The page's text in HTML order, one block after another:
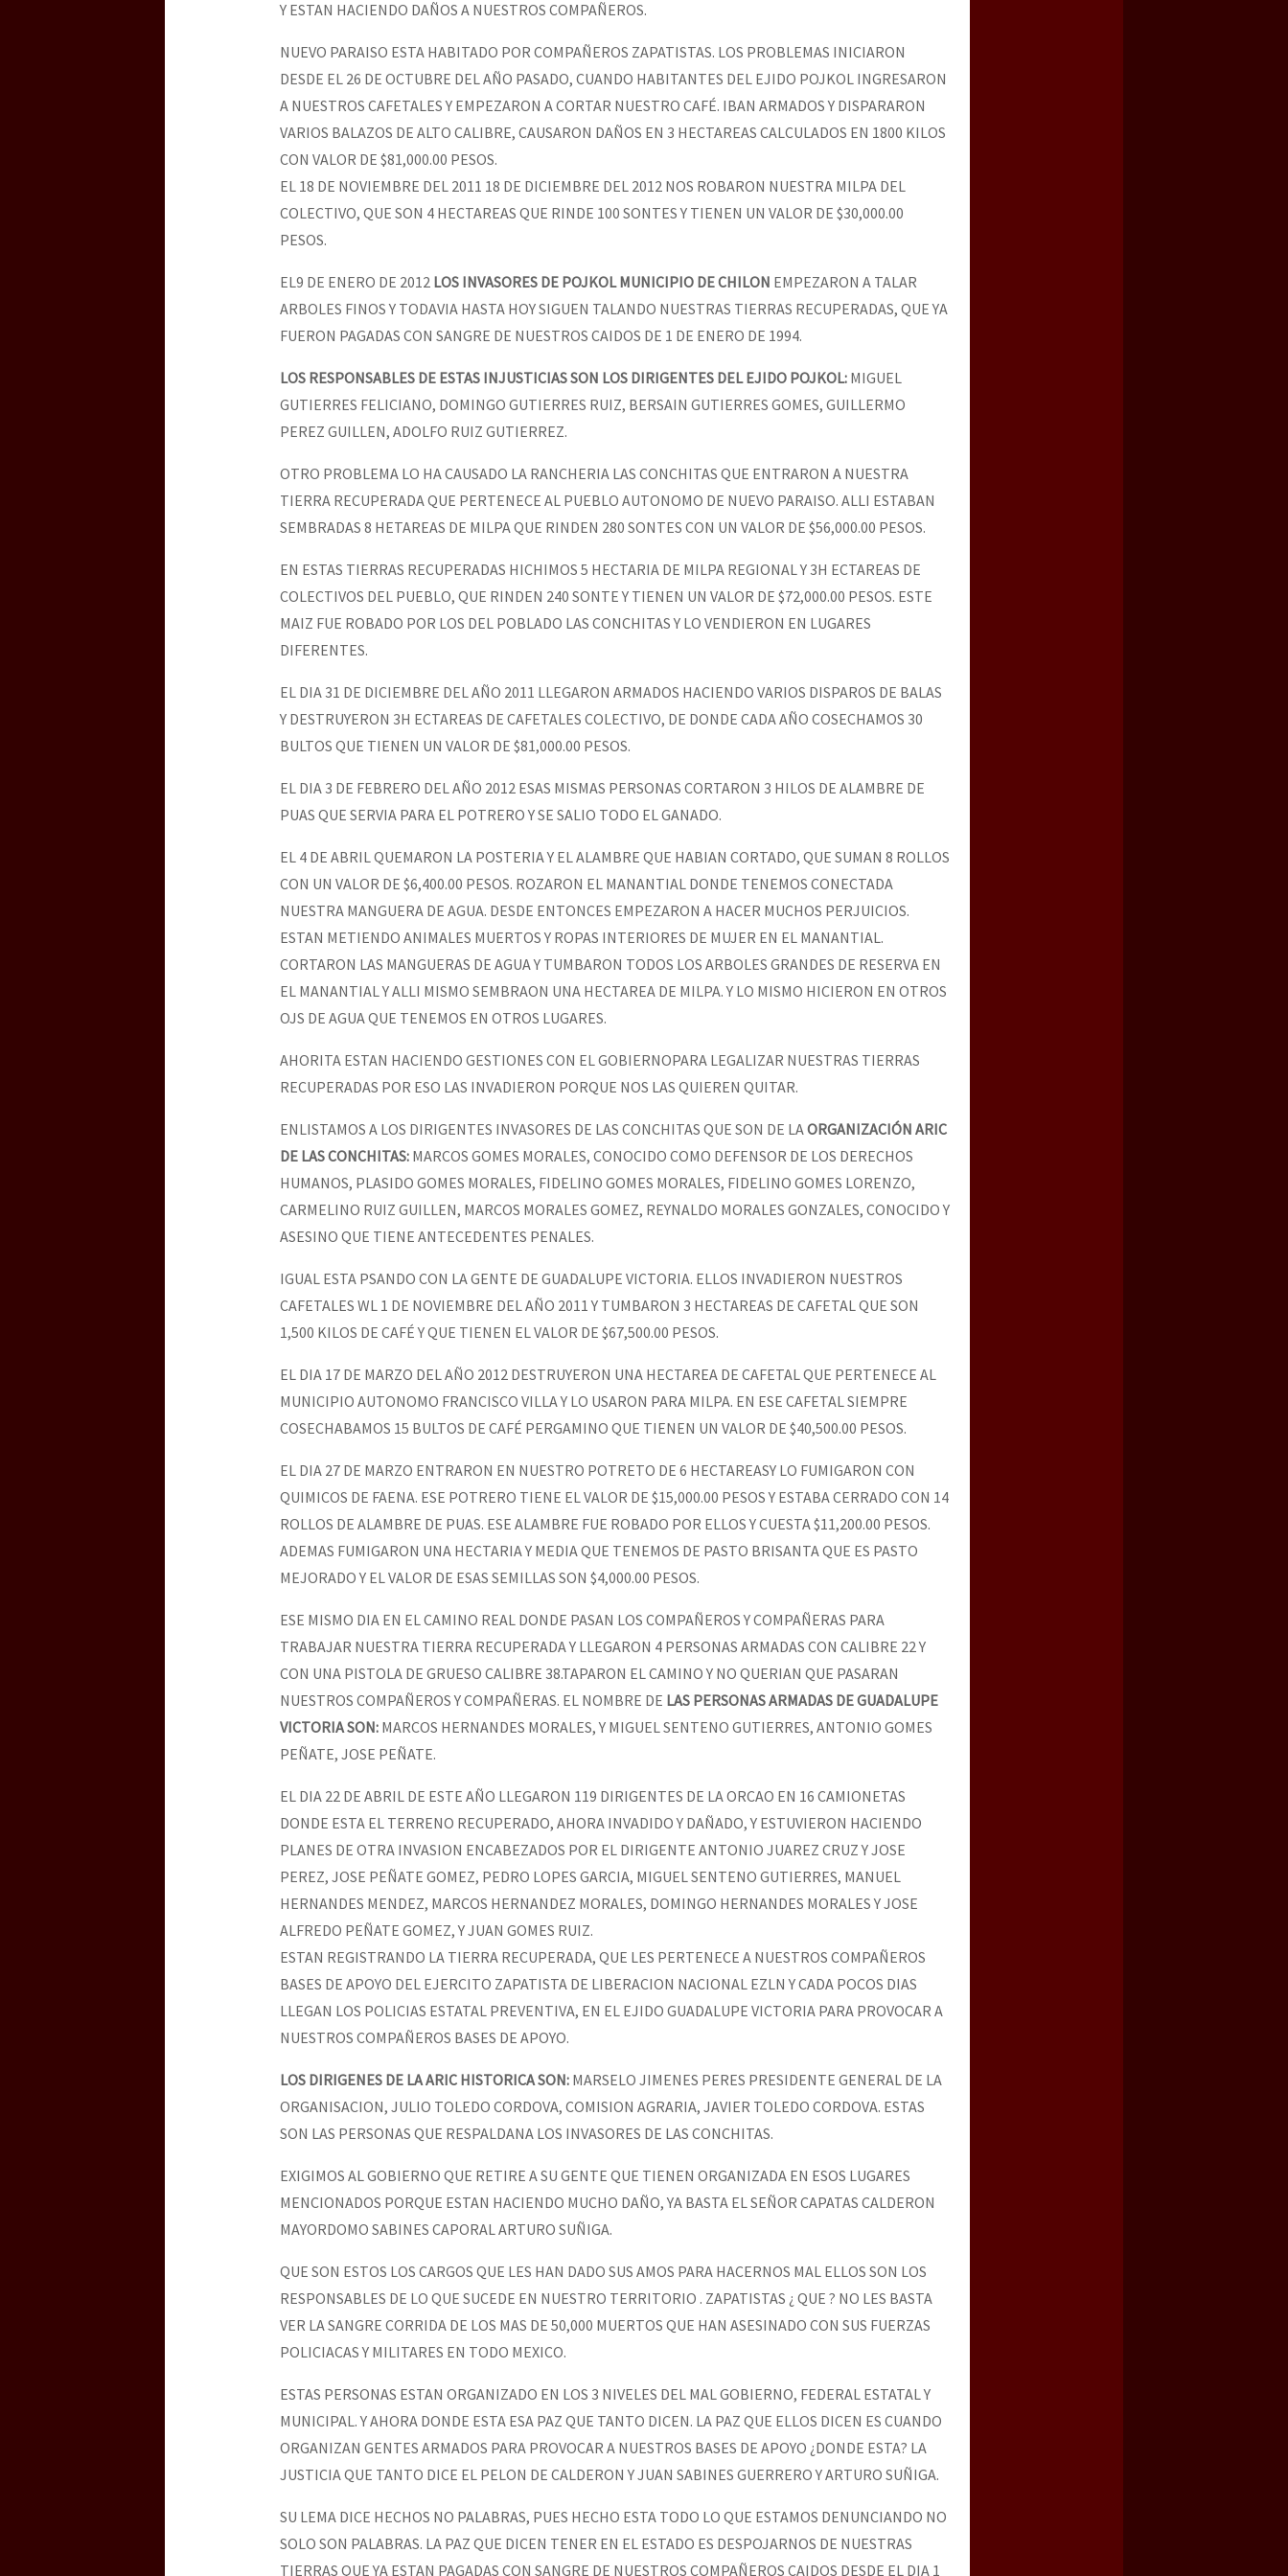
[25 abr – CDMX] Tokín por el CNI: 30 años de Resistencia y Rebeldía
Y ESTAN HACIENDO DAÑOS A NUESTROS COMPAÑEROS.
NUEVO PARAISO ESTA HABITADO POR COMPAÑEROS ZAPATISTAS. LOS PROBLEMAS INICIARON
DESDE EL 26 DE OCTUBRE DEL AÑO PASADO, CUANDO HABITANTES DEL EJIDO POJKOL INGRESARON
A NUESTROS CAFETALES Y EMPEZARON A CORTAR NUESTRO CAFÉ. IBAN ARMADOS Y DISPARARON
VARIOS BALAZOS DE ALTO CALIBRE, CAUSARON DAÑOS EN 3 HECTAREAS CALCULADOS EN 1800 KILOS
CON VALOR DE $81,000.00 PESOS.
EL 18 DE NOVIEMBRE DEL 2011 18 DE DICIEMBRE DEL 2012 NOS ROBARON NUESTRA MILPA DEL
COLECTIVO, QUE SON 4 HECTAREAS QUE RINDE 100 SONTES Y TIENEN UN VALOR DE $30,000.00
PESOS.
EL9 DE ENERO DE 2012 LOS INVASORES DE POJKOL MUNICIPIO DE CHILON EMPEZARON A TALAR
ARBOLES FINOS Y TODAVIA HASTA HOY SIGUEN TALANDO NUESTRAS TIERRAS RECUPERADAS, QUE YA
FUERON PAGADAS CON SANGRE DE NUESTROS CAIDOS DE 1 DE ENERO DE 1994.
LOS RESPONSABLES DE ESTAS INJUSTICIAS SON LOS DIRIGENTES DEL EJIDO POJKOL: MIGUEL
GUTIERRES FELICIANO, DOMINGO GUTIERRES RUIZ, BERSAIN GUTIERRES GOMES, GUILLERMO
PEREZ GUILLEN, ADOLFO RUIZ GUTIERREZ.
OTRO PROBLEMA LO HA CAUSADO LA RANCHERIA LAS CONCHITAS QUE ENTRARON A NUESTRA
TIERRA RECUPERADA QUE PERTENECE AL PUEBLO AUTONOMO DE NUEVO PARAISO. ALLI ESTABAN
SEMBRADAS 8 HETAREAS DE MILPA QUE RINDEN 280 SONTES CON UN VALOR DE $56,000.00 PESOS.
EN ESTAS TIERRAS RECUPERADAS HICHIMOS 5 HECTARIA DE MILPA REGIONAL Y 3H ECTAREAS DE
COLECTIVOS DEL PUEBLO, QUE RINDEN 240 SONTE Y TIENEN UN VALOR DE $72,000.00 PESOS. ESTE
MAIZ FUE ROBADO POR LOS DEL POBLADO LAS CONCHITAS Y LO VENDIERON EN LUGARES
DIFERENTES.
EL DIA 31 DE DICIEMBRE DEL AÑO 2011 LLEGARON ARMADOS HACIENDO VARIOS DISPAROS DE BALAS
Y DESTRUYERON 3H ECTAREAS DE CAFETALES COLECTIVO, DE DONDE CADA AÑO COSECHAMOS 30
BULTOS QUE TIENEN UN VALOR DE $81,000.00 PESOS.
EL DIA 3 DE FEBRERO DEL AÑO 2012 ESAS MISMAS PERSONAS CORTARON 3 HILOS DE ALAMBRE DE
PUAS QUE SERVIA PARA EL POTRERO Y SE SALIO TODO EL GANADO.
EL 4 DE ABRIL QUEMARON LA POSTERIA Y EL ALAMBRE QUE HABIAN CORTADO, QUE SUMAN 8 ROLLOS
CON UN VALOR DE $6,400.00 PESOS. ROZARON EL MANANTIAL DONDE TENEMOS CONECTADA
NUESTRA MANGUERA DE AGUA. DESDE ENTONCES EMPEZARON A HACER MUCHOS PERJUICIOS.
ESTAN METIENDO ANIMALES MUERTOS Y ROPAS INTERIORES DE MUJER EN EL MANANTIAL.
CORTARON LAS MANGUERAS DE AGUA Y TUMBARON TODOS LOS ARBOLES GRANDES DE RESERVA EN
EL MANANTIAL Y ALLI MISMO SEMBRAON UNA HECTAREA DE MILPA. Y LO MISMO HICIERON EN OTROS
OJS DE AGUA QUE TENEMOS EN OTROS LUGARES.
AHORITA ESTAN HACIENDO GESTIONES CON EL GOBIERNOPARA LEGALIZAR NUESTRAS TIERRAS
RECUPERADAS POR ESO LAS INVADIERON PORQUE NOS LAS QUIEREN QUITAR.
ENLISTAMOS A LOS DIRIGENTES INVASORES DE LAS CONCHITAS QUE SON DE LAORGANIZACIÓN ARIC
DE LAS CONCHITAS: MARCOS GOMES MORALES, CONOCIDO COMO DEFENSOR DE LOS DERECHOS
HUMANOS, PLASIDO GOMES MORALES, FIDELINO GOMES MORALES, FIDELINO GOMES LORENZO,
CARMELINO RUIZ GUILLEN, MARCOS MORALES GOMEZ, REYNALDO MORALES GONZALES, CONOCIDO Y
ASESINO QUE TIENE ANTECEDENTES PENALES.
IGUAL ESTA PSANDO CON LA GENTE DE GUADALUPE VICTORIA. ELLOS INVADIERON NUESTROS
CAFETALES WL 1 DE NOVIEMBRE DEL AÑO 2011 Y TUMBARON 3 HECTAREAS DE CAFETAL QUE SON
1,500 KILOS DE CAFÉ Y QUE TIENEN EL VALOR DE $67,500.00 PESOS.
EL DIA 17 DE MARZO DEL AÑO 2012 DESTRUYERON UNA HECTAREA DE CAFETAL QUE PERTENECE AL
MUNICIPIO AUTONOMO FRANCISCO VILLA Y LO USARON PARA MILPA. EN ESE CAFETAL SIEMPRE
COSECHABAMOS 15 BULTOS DE CAFÉ PERGAMINO QUE TIENEN UN VALOR DE $40,500.00 PESOS.
EL DIA 27 DE MARZO ENTRARON EN NUESTRO POTRETO DE 6 HECTAREASY LO FUMIGARON CON
QUIMICOS DE FAENA. ESE POTRERO TIENE EL VALOR DE $15,000.00 PESOS Y ESTABA CERRADO CON 14
ROLLOS DE ALAMBRE DE PUAS. ESE ALAMBRE FUE ROBADO POR ELLOS Y CUESTA $11,200.00 PESOS.
ADEMAS FUMIGARON UNA HECTARIA Y MEDIA QUE TENEMOS DE PASTO BRISANTA QUE ES PASTO
MEJORADO Y EL VALOR DE ESAS SEMILLAS SON $4,000.00 PESOS.
ESE MISMO DIA EN EL CAMINO REAL DONDE PASAN LOS COMPAÑEROS Y COMPAÑERAS PARA
TRABAJAR NUESTRA TIERRA RECUPERADA Y LLEGARON 4 PERSONAS ARMADAS CON CALIBRE 22 Y
CON UNA PISTOLA DE GRUESO CALIBRE 38.TAPARON EL CAMINO Y NO QUERIAN QUE PASARAN
NUESTROS COMPAÑEROS Y COMPAÑERAS. EL NOMBRE DE LAS PERSONAS ARMADAS DE GUADALUPE
VICTORIA SON: MARCOS HERNANDES MORALES, Y MIGUEL SENTENO GUTIERRES, ANTONIO GOMES
PEÑATE, JOSE PEÑATE.
EL DIA 22 DE ABRIL DE ESTE AÑO LLEGARON 119 DIRIGENTES DE LA ORCAO EN 16 CAMIONETAS
DONDE ESTA EL TERRENO RECUPERADO, AHORA INVADIDO Y DAÑADO, Y ESTUVIERON HACIENDO
PLANES DE OTRA INVASION ENCABEZADOS POR EL DIRIGENTE ANTONIO JUAREZ CRUZ Y JOSE
PEREZ, JOSE PEÑATE GOMEZ, PEDRO LOPES GARCIA, MIGUEL SENTENO GUTIERRES, MANUEL
HERNANDES MENDEZ, MARCOS HERNANDEZ MORALES, DOMINGO HERNANDES MORALES Y JOSE
ALFREDO PEÑATE GOMEZ, Y JUAN GOMES RUIZ.
ESTAN REGISTRANDO LA TIERRA RECUPERADA, QUE LES PERTENECE A NUESTROS COMPAÑEROS
BASES DE APOYO DEL EJERCITO ZAPATISTA DE LIBERACION NACIONAL EZLN Y CADA POCOS DIAS
LLEGAN LOS POLICIAS ESTATAL PREVENTIVA, EN EL EJIDO GUADALUPE VICTORIA PARA PROVOCAR A
NUESTROS COMPAÑEROS BASES DE APOYO.
LOS DIRIGENES DE LA ARIC HISTORICA SON: MARSELO JIMENES PERES PRESIDENTE GENERAL DE LA
ORGANISACION, JULIO TOLEDO CORDOVA, COMISION AGRARIA, JAVIER TOLEDO CORDOVA. ESTAS
SON LAS PERSONAS QUE RESPALDANA LOS INVASORES DE LAS CONCHITAS.
EXIGIMOS AL GOBIERNO QUE RETIRE A SU GENTE QUE TIENEN ORGANIZADA EN ESOS LUGARES
MENCIONADOS PORQUE ESTAN HACIENDO MUCHO DAÑO, YA BASTA EL SEÑOR CAPATAS CALDERON
MAYORDOMO SABINES CAPORAL ARTURO SUÑIGA.
QUE SON ESTOS LOS CARGOS QUE LES HAN DADO SUS AMOS PARA HACERNOS MAL ELLOS SON LOS
RESPONSABLES DE LO QUE SUCEDE EN NUESTRO TERRITORIO . ZAPATISTAS ¿ QUE ? NO LES BASTA
VER LA SANGRE CORRIDA DE LOS MAS DE 50,000 MUERTOS QUE HAN ASESINADO CON SUS FUERZAS
POLICIACAS Y MILITARES EN TODO MEXICO.
ESTAS PERSONAS ESTAN ORGANIZADO EN LOS 3 NIVELES DEL MAL GOBIERNO, FEDERAL ESTATAL Y
MUNICIPAL. Y AHORA DONDE ESTA ESA PAZ QUE TANTO DICEN. LA PAZ QUE ELLOS DICEN ES CUANDO
ORGANIZAN GENTES ARMADOS PARA PROVOCAR A NUESTROS BASES DE APOYO ¿DONDE ESTA? LA
JUSTICIA QUE TANTO DICE EL PELON DE CALDERON Y JUAN SABINES GUERRERO Y ARTURO SUÑIGA.
SU LEMA DICE HECHOS NO PALABRAS, PUES HECHO ESTA TODO LO QUE ESTAMOS DENUNCIANDO NO
SOLO SON PALABRAS. LA PAZ QUE DICEN TENER EN EL ESTADO ES DESPOJARNOS DE NUESTRAS
TIERRAS QUE YA ESTAN PAGADAS CON SANGRE DE NUESTROS COMPAÑEROS CAIDOS DESDE EL DIA 1